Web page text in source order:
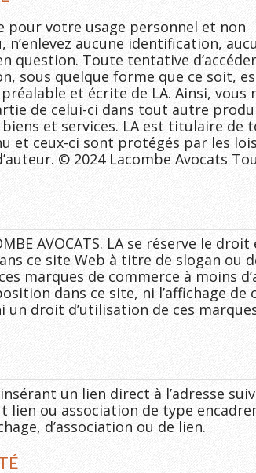
pour votre usage personnel et non
aucune identification,
question. Toute tentative
sous quelque forme que ce soit,
et écrite de LA. Ainsi, vous
de celui-ci dans tout autre
et services. LA est titulaire de
et ceux-ci sont protégés par les lois
© 2024 Lacombe Avocats
AVOCATS. LA se réserve le droit
ce site Web à titre de slogan ou
marques de commerce à moins
dans ce site, ni l’affichage de
droit d’utilisation de ces
un lien direct à l’adresse
ou association de type
d’association ou de lien.